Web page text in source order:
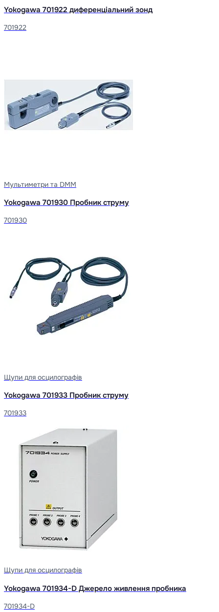
Yokogawa 701922 диференціальний зонд
701922
Мультиметри та DMM
Yokogawa 701930 Пробник струму
701930
Щупи для осцилографів
Yokogawa 701933 Пробник струму
701933
Щупи для осцилографів
Yokogawa 701934-D Джерело живлення пробника
701934-D